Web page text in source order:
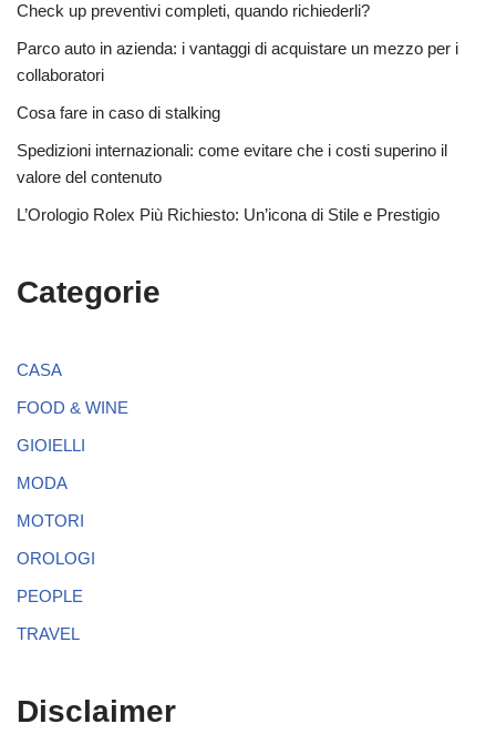
Check up preventivi completi, quando richiederli?
Parco auto in azienda: i vantaggi di acquistare un mezzo per i
collaboratori
Cosa fare in caso di stalking
Spedizioni internazionali: come evitare che i costi superino il
valore del contenuto
L’Orologio Rolex Più Richiesto: Un’icona di Stile e Prestigio
Categorie
CASA
FOOD & WINE
GIOIELLI
MODA
MOTORI
OROLOGI
PEOPLE
TRAVEL
Disclaimer